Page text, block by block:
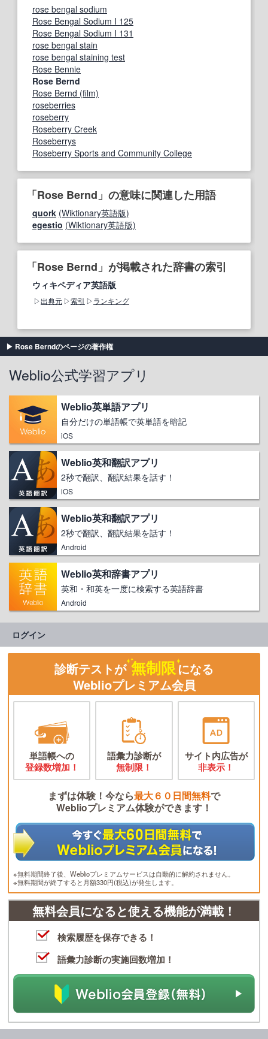
rose bengal sodium
Rose Bengal Sodium I 125
Rose Bengal Sodium I 131
rose bengal stain
rose bengal staining test
Rose Bennie
Rose Bernd
Rose Bernd (film)
roseberries
roseberry
Roseberry Creek
Roseberrys
Roseberry Sports and Community College
「Rose Bernd」の意味に関連した用語
quork (Wiktionary英語版)
egestio (Wiktionary英語版)
「Rose Bernd」が掲載された辞書の索引
ウィキペディア英語版
出典元 索引 ランキング
Rose Berndのページの著作権
Weblio公式学習アプリ
Weblio英単語アプリ
自分だけの単語帳で英単語を暗記
iOS
Weblio英和翻訳アプリ
2秒で翻訳、翻訳結果を話す！
iOS
Weblio英和翻訳アプリ
2秒で翻訳、翻訳結果を話す！
Android
Weblio英和辞書アプリ
英和・和英を一度に検索する英語辞書
Android
ログイン
診断テストが 無制限になる
Weblioプレミアム会員
単語帳への
登録数増加！
語彙力診断が
無制限！
サイト内広告が
非表示！
まずは体験！今なら最大６０日間無料で
Weblioプレミアム体験ができます！
※無料期間終了後、Weblioプレミアムサービスは自動的に解約されません。
※無料期間が終了すると月額330円(税込)が発生します。
無料会員になると使える機能が満載！
検索履歴を保存できる！
語彙力診断の実施回数増加！